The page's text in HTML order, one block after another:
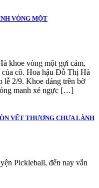
VÒNG MỘT
khoe vòng một gợi cảm,
cô. Hoa hậu Đỗ Thị Hà
2/9. Khoe dáng trên bờ
manh xẻ ngực […]
VẾT THƯƠNG CHƯA LÀNH
Pickleball, đến nay vẫn